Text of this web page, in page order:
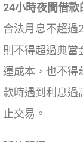
24小時夜間借
合法月息不超過
則不得超過典當
運成本，也不得
款時遇到利息過
止交易。